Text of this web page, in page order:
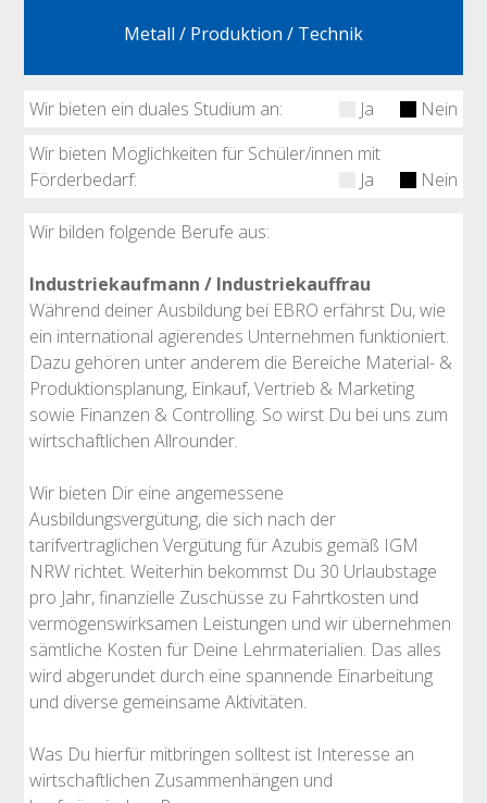
Metall / Produktion / Technik
Wir bieten ein duales Studium an: Ja
Nein
Wir bieten Möglichkeiten für Schüler/innen mit
Förderbedarf:
Ja Nein
Wir bilden folgende Berufe aus:
Industriekaufmann / Industriekauffrau
Während deiner Ausbildung bei EBRO erfährst Du, wie
ein international agierendes Unternehmen funktioniert.
Dazu gehören unter anderem die Bereiche Material- &
Produktionsplanung, Einkauf, Vertrieb & Marketing
sowie Finanzen & Controlling. So wirst Du bei uns zum
wirtschaftlichen Allrounder.
Wir bieten Dir eine angemessene
Ausbildungsvergütung, die sich nach der
tarifvertraglichen Vergütung für Azubis gemäß IGM
NRW richtet. Weiterhin bekommst Du 30 Urlaubstage
pro Jahr, finanzielle Zuschüsse zu Fahrtkosten und
vermögenswirksamen Leistungen und wir übernehmen
sämtliche Kosten für Deine Lehrmaterialien. Das alles
wird abgerundet durch eine spannende Einarbeitung
und diverse gemeinsame Aktivitäten.
Was Du hierfür mitbringen solltest ist Interesse an
wirtschaftlichen Zusammenhängen und